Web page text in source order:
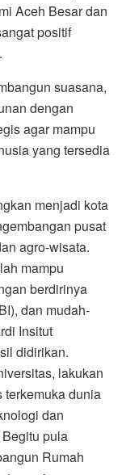
Aceh Besar dan
positif
suasana,
dengan
agar mampu
yang tersedia
menjadi kota
pusat
agro-wisata.
mampu
berdirinya
dan mudah-
Insitut
didirikan.
lakukan
terkemuka dunia
dan
pula
Rumah